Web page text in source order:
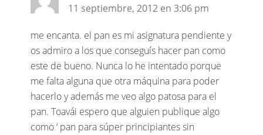
11 septiembre, 2012 en 3:06 pm
me encanta. el pan es mi asignatura pendiente y
os admiro a los que conseguís hacer pan como
este de bueno. Nunca lo he intentado porque
me falta alguna que otra máquina para poder
hacerlo y además me veo algo patosa para el
pan. Toavái espero que alguien publique algo
como ‘ pan para súper principiantes sin